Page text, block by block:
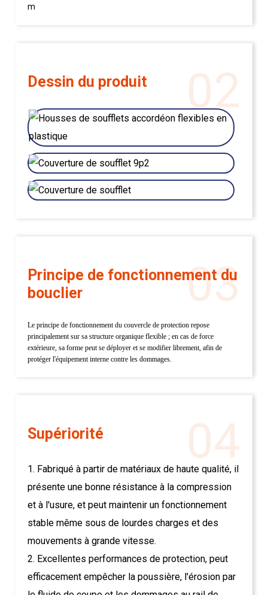
02
Dessin du produit
03
Principe de fonctionnement du
bouclier
Le principe de fonctionnement du couvercle de protection repose
principalement sur sa structure organique flexible ; en cas de force
extérieure, sa forme peut se déployer et se modifier librement, afin de
protéger l'équipement interne contre les dommages.
04
Supériorité
1. Fabriqué à partir de matériaux de haute qualité, il
présente une bonne résistance à la compression
et à l'usure, et peut maintenir un fonctionnement
stable même sous de lourdes charges et des
mouvements à grande vitesse.
2. Excellentes performances de protection, peut
efficacement empêcher la poussière, l'érosion par